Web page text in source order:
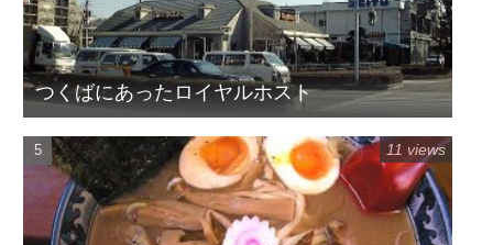
つくばにあったロイヤルホスト
11 views